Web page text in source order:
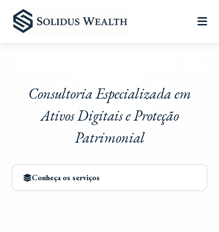
Consultoria Especializada em
Ativos Digitais e Proteção
Patrimonial
Conheça os serviços